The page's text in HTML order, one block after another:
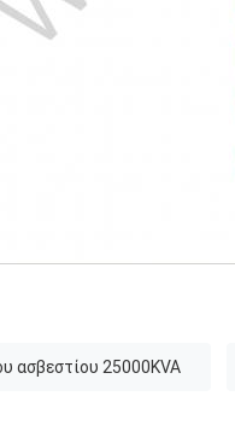
ασβεστίου 25000KVA